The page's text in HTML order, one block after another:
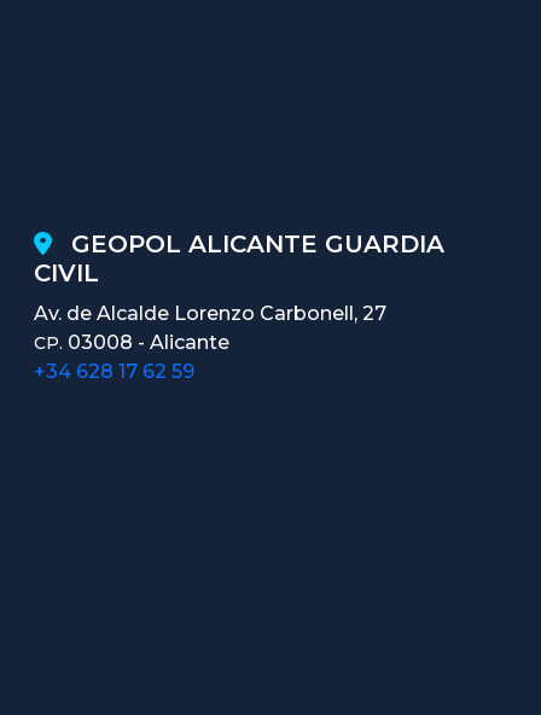
GEOPOL ALICANTE GUARDIA
CIVIL
Av. de Alcalde Lorenzo Carbonell, 27
CP. 03008 - Alicante
+34 628 17 62 59